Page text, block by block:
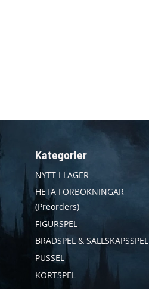
Kategorier
NYTT I LAGER
HETA FÖRBOKNINGAR
(Preorders)
FIGURSPEL
BRÄDSPEL & SÄLLSKAPSSPEL
PUSSEL
KORTSPEL